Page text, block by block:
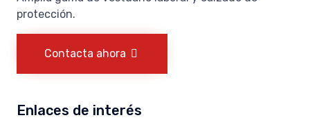
protección.
Contacta ahora
Enlaces de interés